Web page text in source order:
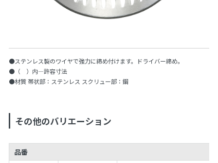
●ステンレス製のワイヤで強力に締め付けます。ドライバー締め。
●（ ）内—許容寸法
●材質 帯状部：ステンレス スクリュー部：鋼
その他のバリエーション
品番